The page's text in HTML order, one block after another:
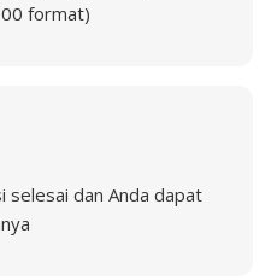
format)
selesai dan Anda dapat